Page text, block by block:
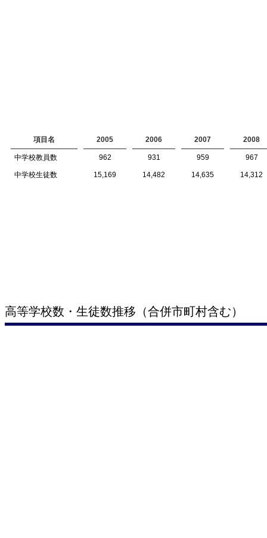
項目名 2005 2006 2007 2008
中学校教員数 962 931 959 967
中学校生徒数 15,169 14,482 14,635 14,312
高等学校数・生徒数推移（合併市町村含む）